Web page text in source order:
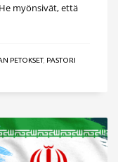
myönsivät, että
PETOKSET, PASTORI